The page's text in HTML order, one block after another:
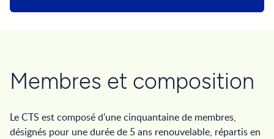
Membres et composition
Le CTS est composé d'une cinquantaine de membres,
désignés pour une durée de 5 ans renouvelable, répartis en